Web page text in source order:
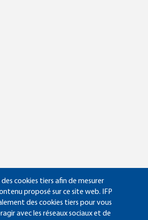
des cookies tiers afin de mesurer
proposé sur ce site web. IFP
des cookies tiers pour vous
avec les réseaux sociaux et de